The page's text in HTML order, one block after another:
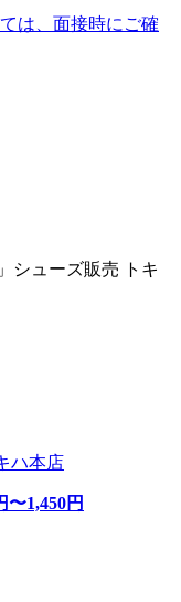
は、面接時にご確
シューズ販売 トキ
ハ本店
〜1,450円